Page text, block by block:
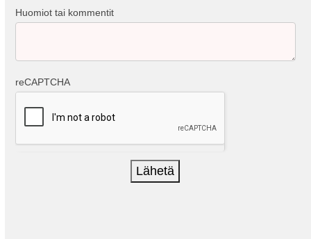
Huomiot tai kommentit
reCAPTCHA